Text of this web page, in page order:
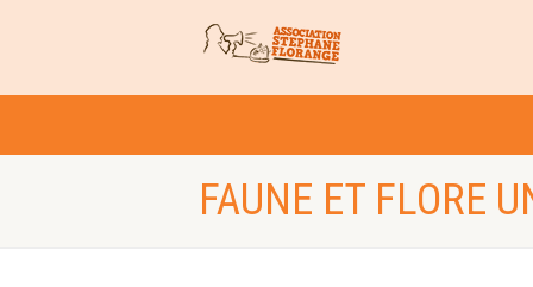
FAUNE ET FLORE